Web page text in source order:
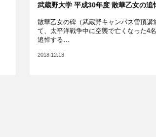
武蔵野大学 平成30年度 散華乙女の追
散華乙女の碑（武蔵野キャンパス雪頂講
て、太平洋戦争中に空襲で亡くなった4
追悼する…
2018.12.13